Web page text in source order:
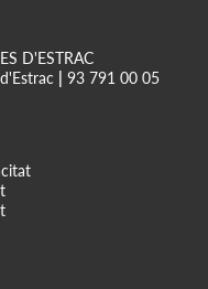
D'ESTRAC
93 791 00 05